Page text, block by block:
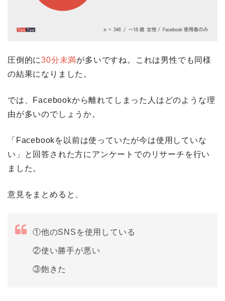
圧倒的に30分未満が多いですね。これは男性でも同様
の結果になりました。
では、Facebookから離れてしまった人はどのような理
由が多いのでしょうか。
「Facebookを以前は使っていたが今は使用していな
い」と回答された方にアンケートでのリサーチを行い
ました。
意見をまとめると、
①他のSNSを使用している
②使い勝手が悪い
③飽きた